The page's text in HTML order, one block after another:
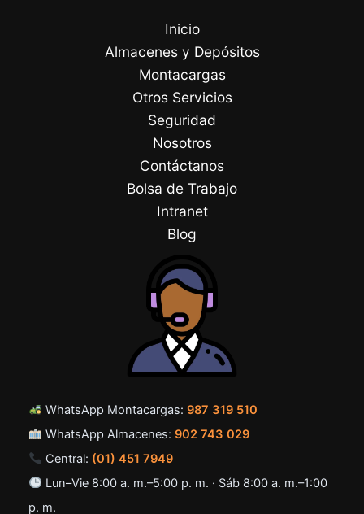
Inicio
Almacenes y Depósitos
Montacargas
Otros Servicios
Seguridad
Nosotros
Contáctanos
Bolsa de Trabajo
Intranet
Blog
WhatsApp Montacargas: 987 319 510
WhatsApp Almacenes: 902 743 029
Central: (01) 451 7949
Lun–Vie 8:00 a. m.–5:00 p. m. · Sáb 8:00 a. m.–1:00
p. m.